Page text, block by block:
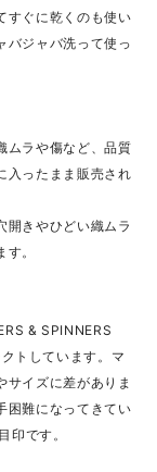
すぐに乾くのも使い
バジャバ洗って使っ
ムラや傷など、品質
入ったまま販売され
開きやひどい織ムラ
。
& SPINNERS
トしています。マ
サイズに差がありま
困難になってきてい
印です。